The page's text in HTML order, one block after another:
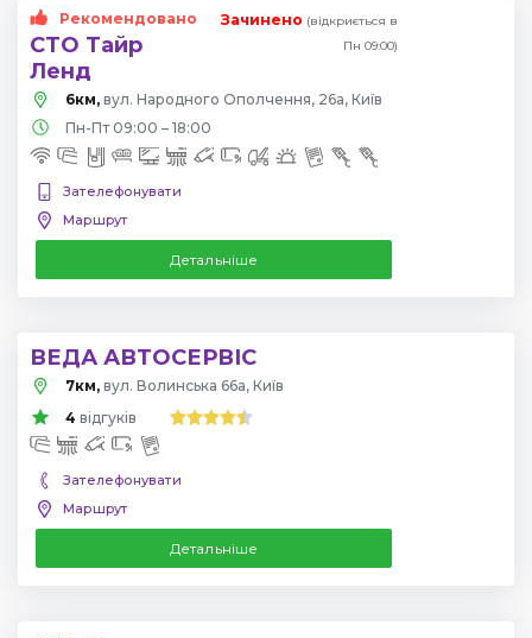
Рекомендовано
СТО Тайр
Ленд
Зачинено (відкриється в
Пн 09:00)
6км, вул. Народного Ополчення, 26а, Київ
Пн-Пт 09:00 – 18:00
Зателефонувати
Маршрут
Детальніше
ВЕДА АВТОСЕРВІС
7км, вул. Волинська 66а, Київ
4 відгуків
Зателефонувати
Маршрут
Детальніше